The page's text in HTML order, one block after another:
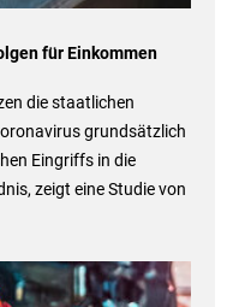
für Einkommen
die staatlichen
grundsätzlich
Eingriffs in die
zeigt eine Studie von